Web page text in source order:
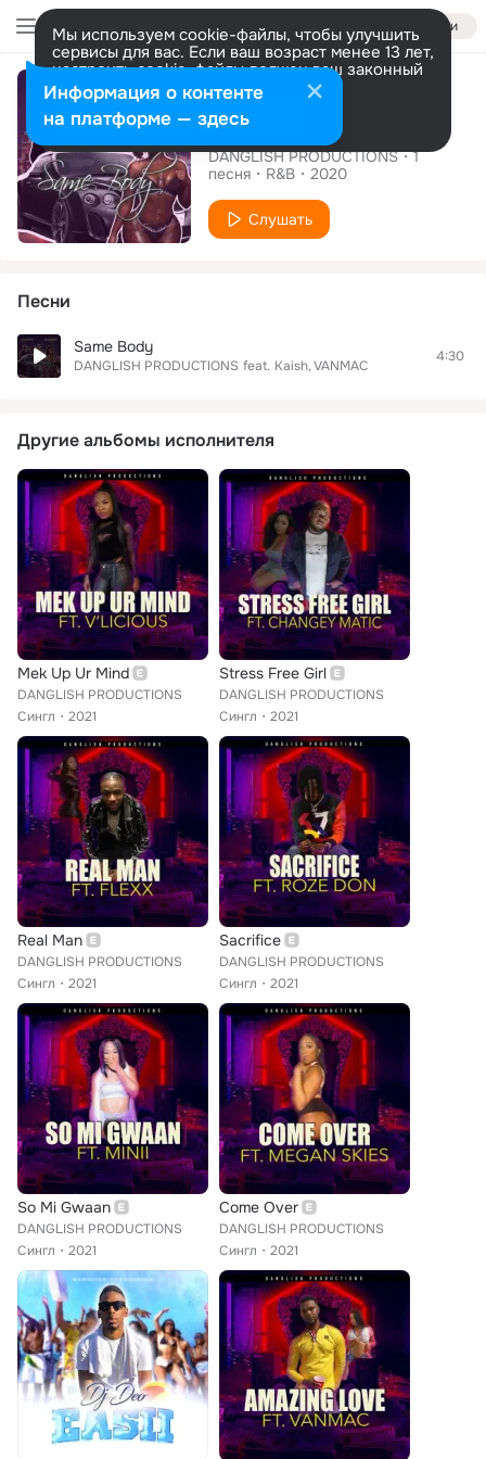
Войти
Мы используем cookie-файлы, чтобы улучшить
сервисы для вас. Если ваш возраст менее 13 лет,
настроить cookie-файлы должен ваш законный
представитель. Больше информации
Разрешить все Настроить
Сингл
Same Body
DANGLISH PRODUCTIONS
1
песня
R&B 2020
Слушать
Песни
Same Body
DANGLISH PRODUCTIONS feat. Kaish VANMAC
4:30
Другие альбомы исполнителя
Mek Up Ur Mind
DANGLISH PRODUCTIONS
Сингл
2021
Stress Free Girl
DANGLISH PRODUCTIONS
Сингл
2021
Real Man
DANGLISH PRODUCTIONS
Сингл
2021
Sacrifice
DANGLISH PRODUCTIONS
Сингл
2021
So Mi Gwaan
DANGLISH PRODUCTIONS
Сингл
2021
Come Over
DANGLISH PRODUCTIONS
Сингл
2021
Информация о контенте
на платформе — здесь